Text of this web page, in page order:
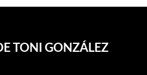
TONI GONZÁLEZ